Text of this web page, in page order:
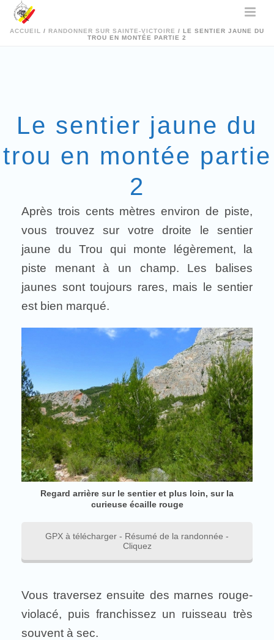
ACCUEIL / RANDONNER SUR SAINTE-VICTOIRE / LE SENTIER JAUNE DU
TROU EN MONTÉE PARTIE 2
Le sentier jaune du
trou en montée partie
2
Après trois cents mètres environ de piste,
vous trouvez sur votre droite le sentier
jaune du Trou qui monte légèrement, la
piste menant à un champ. Les balises
jaunes sont toujours rares, mais le sentier
est bien marqué.
Regard arrière sur le sentier et plus loin, sur la
curieuse écaille rouge
GPX à télécharger - Résumé de la randonnée -
Cliquez
Vous traversez ensuite des marnes rouge-
violacé, puis franchissez un ruisseau très
souvent à sec.